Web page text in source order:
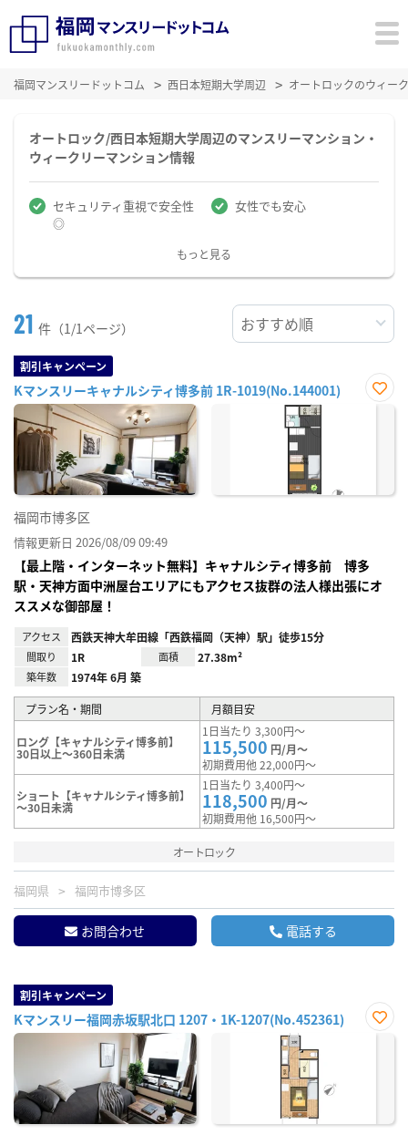
福岡マンスリードットコム 西日本短期大学周辺 オートロックのウィー
オートロック/西日本短期大学周辺のマンスリーマンション・
ウィークリーマンション情報
セキュリティ重視で安全性
◎
女性でも安心
もっと見る
21 件（1/1ページ）
割引キャンペーン
Kマンスリーキャナルシティ博多前 1R-1019(No.144001)
お気
福岡市博多区
情報更新日 2026/08/09 09:49
【最上階・インターネット無料】キャナルシティ博多前 博多
駅・天神方面中洲屋台エリアにもアクセス抜群の法人様出張にオ
ススメな御部屋！
アクセス 西鉄天神大牟田線「西鉄福岡（天神）駅」徒歩15分
間取り 1R 面積 27.38m²
築年数 1974年 6月 築
プラン名・期間 月額目安
ロング【キャナルシティ博多前】
30日以上～360日未満
1日当たり 3,300円～
115,500 円/月～
初期費用他 22,000円～
ショート【キャナルシティ博多前】
～30日未満
1日当たり 3,400円～
118,500 円/月～
初期費用他 16,500円～
オートロック
福岡県 福岡市博多区
お問合わせ 電話する
割引キャンペーン
Kマンスリー福岡赤坂駅北口 1207・1K-1207(No.452361)
お気